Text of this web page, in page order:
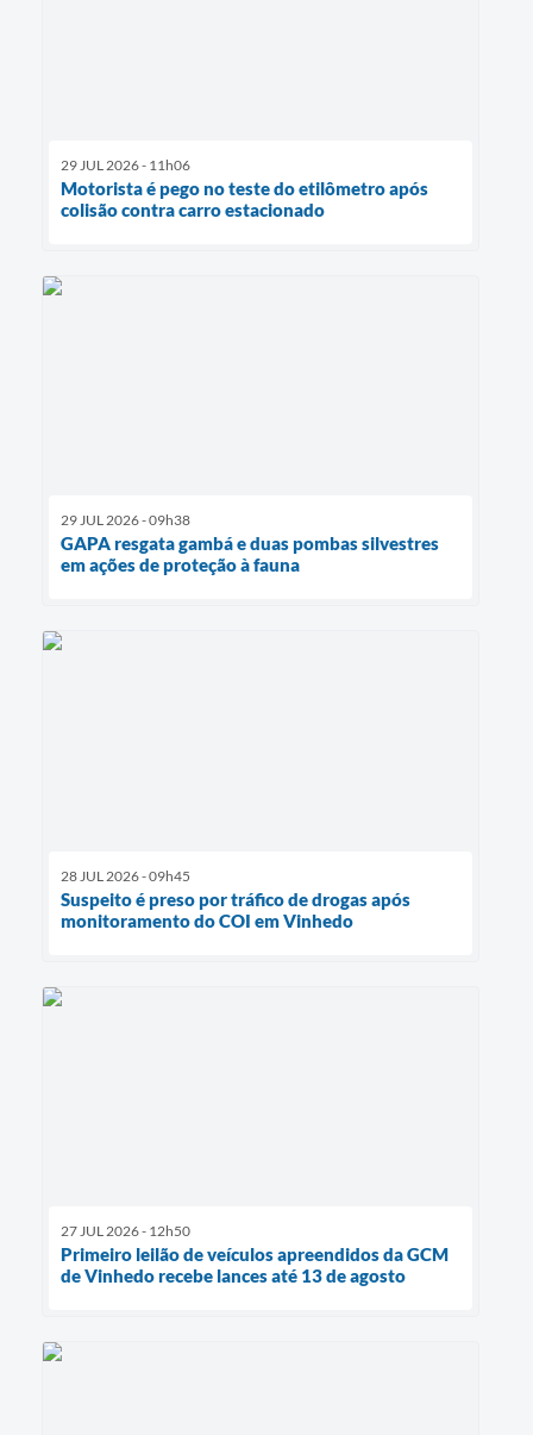
29 JUL 2026 - 11h06
Motorista é pego no teste do etilômetro após
colisão contra carro estacionado
29 JUL 2026 - 09h38
GAPA resgata gambá e duas pombas silvestres
em ações de proteção à fauna
28 JUL 2026 - 09h45
Suspeito é preso por tráfico de drogas após
monitoramento do COI em Vinhedo
27 JUL 2026 - 12h50
Primeiro leilão de veículos apreendidos da GCM
de Vinhedo recebe lances até 13 de agosto